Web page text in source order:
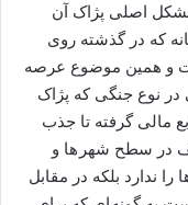
اصلی پژاک آن
که در گذشته روی
و همین موضوع عرصه
در نوع جنگی که پژاک
مالی گرفته تا جذب
در سطح شهر ها و
را ندارد بلکه در مقابل